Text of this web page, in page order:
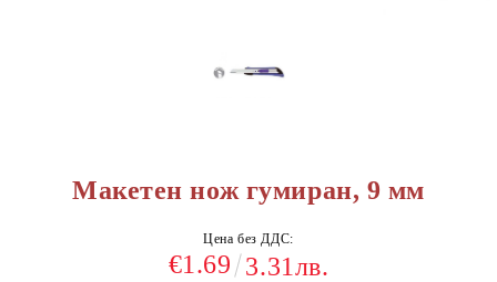
Макетен нож гумиран, 9 мм
Цена без ДДС:
€1.69 3.31лв.